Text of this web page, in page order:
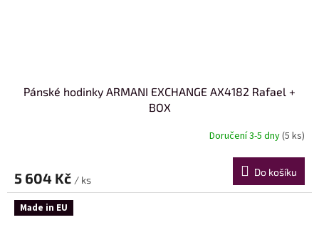
Pánské hodinky ARMANI EXCHANGE AX4182 Rafael +
BOX
Doručení 3-5 dny(5 ks)
5 604 Kč / ks
Do košíku
Made in EU